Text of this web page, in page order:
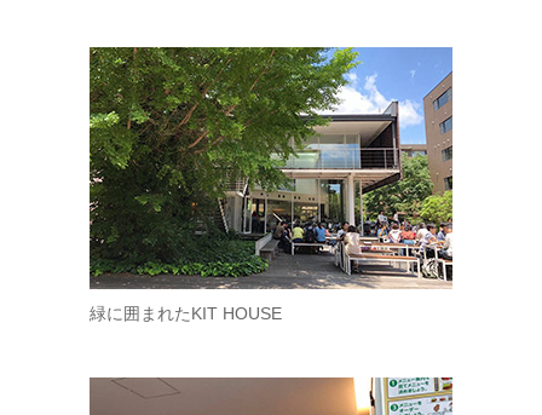
緑に囲まれたKIT HOUSE